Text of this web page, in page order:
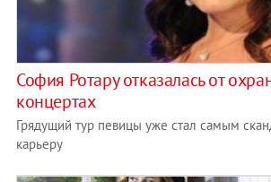
София Ротару отказалась от
концертах
Грядущий тур певицы уже стал самым
карьеру